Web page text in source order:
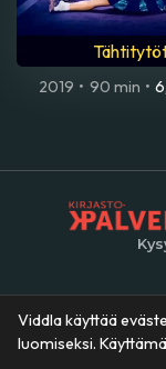
2019 • 90 min •
Viddla käyttää
luomiseksi.